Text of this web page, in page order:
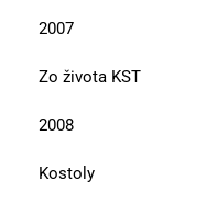
2007
Zo života KST
2008
Kostoly